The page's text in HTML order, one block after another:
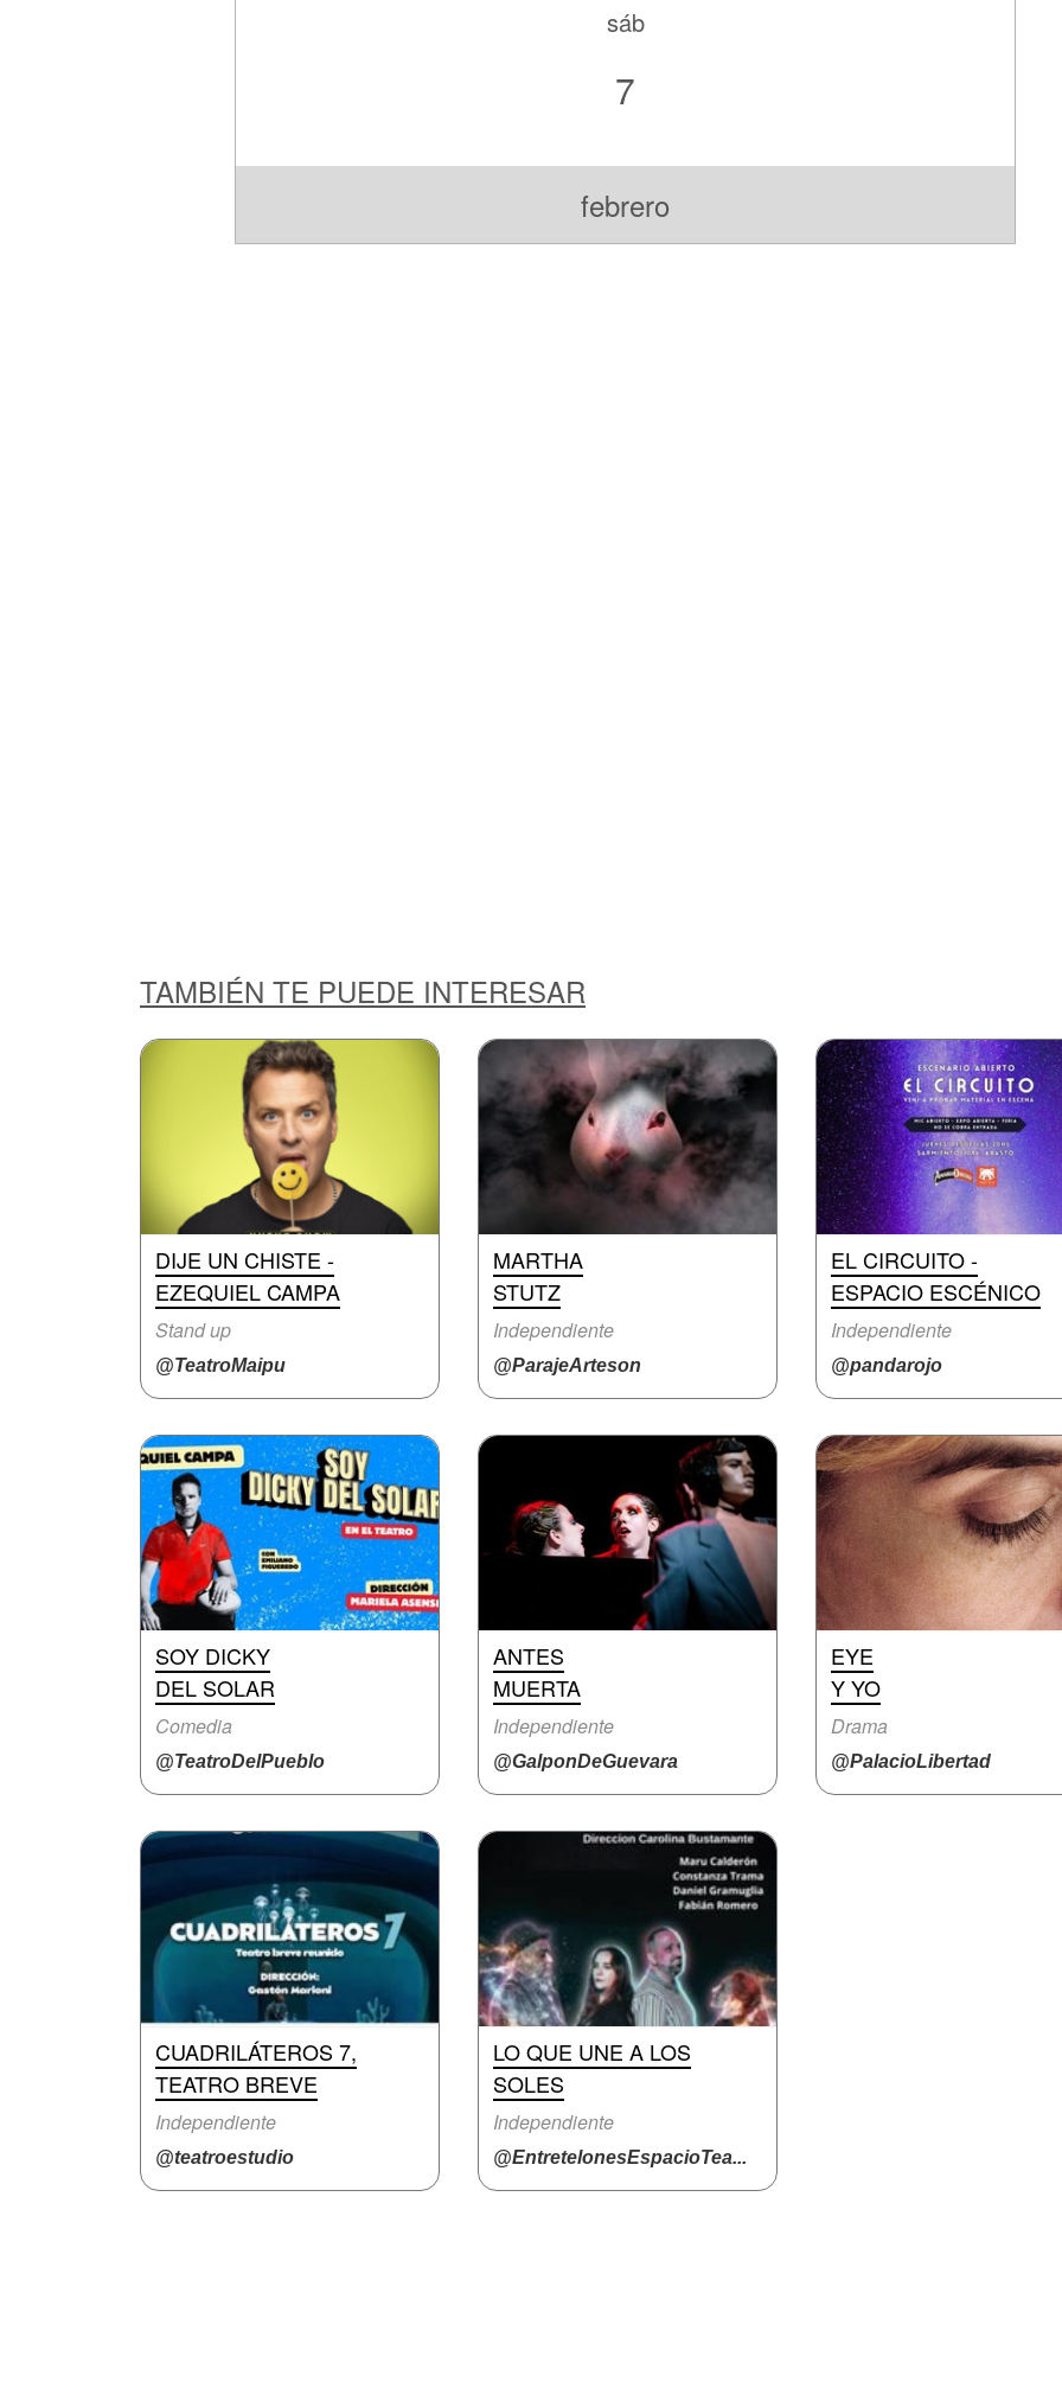
sáb
7
febrero
TAMBIÉN TE PUEDE INTERESAR
DIJE UN CHISTE -
EZEQUIEL CAMPA
Stand up
@TeatroMaipu
MARTHA
STUTZ
Independiente
@ParajeArteson
EL CIRCUITO -
ESPACIO ESCÉNICO
Independiente
@pandarojo
SOY DICKY
DEL SOLAR
Comedia
@TeatroDelPueblo
ANTES
MUERTA
Independiente
@GalponDeGuevara
EYE
Y YO
Drama
@PalacioLibertad
CUADRILÁTEROS 7,
TEATRO BREVE
Independiente
@teatroestudio
LO QUE UNE A LOS
SOLES
Independiente
@EntretelonesEspacioTea...